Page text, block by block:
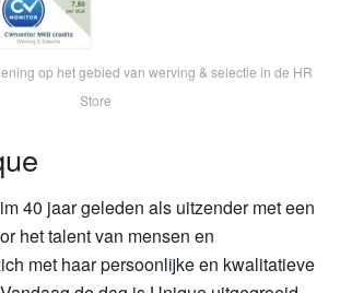
op het gebied van werving & selectie in de HR
Store
40 jaar geleden als uitzender met een
het talent van mensen en
met haar persoonlijke en kwalitatieve